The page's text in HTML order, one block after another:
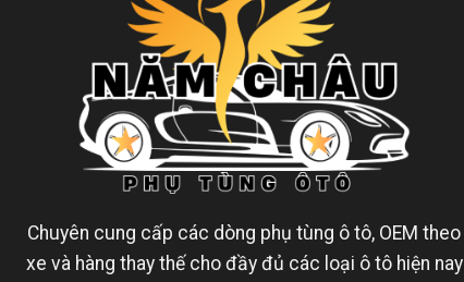
Chuyên cung cấp các dòng phụ tùng ô tô, OEM theo
xe và hàng thay thế cho đầy đủ các loại ô tô hiện nay